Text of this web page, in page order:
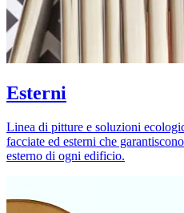
Esterni
Linea di pitture e soluzioni
facciate ed esterni che
esterno di ogni edificio.